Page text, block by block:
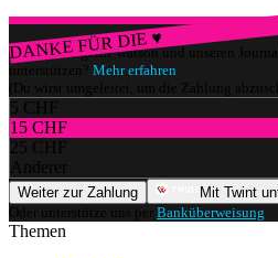
DANKE FÜR DIE ♥
Würdest du gerne watson und unseren
unterstützen? Mehr erfahren
(Du wirst umgeleitet, um die Zahlung
5 CHF
15 CHF
25 CHF
Anderer
Weiter zur Zahlung
Mit Twint
Oder unterstütze uns per Banküberweisung
Themen